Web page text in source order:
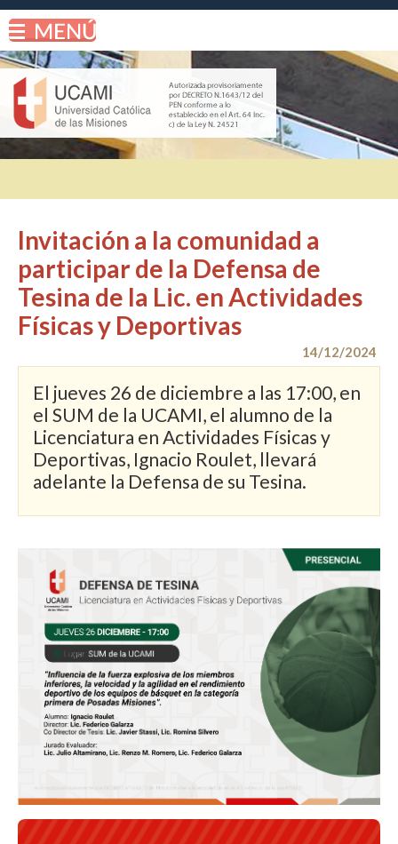
Invitación a la comunidad a
participar de la Defensa de
Tesina de la Lic. en Actividades
Físicas y Deportivas
14/12/2024
El jueves 26 de diciembre a las 17:00, en
el SUM de la UCAMI, el alumno de la
Licenciatura en Actividades Físicas y
Deportivas, Ignacio Roulet, llevará
adelante la Defensa de su Tesina.